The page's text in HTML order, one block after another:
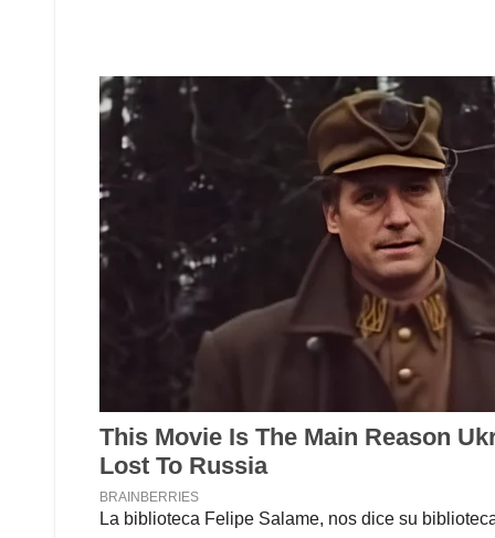
La biblioteca Felipe Salame, nos dice su